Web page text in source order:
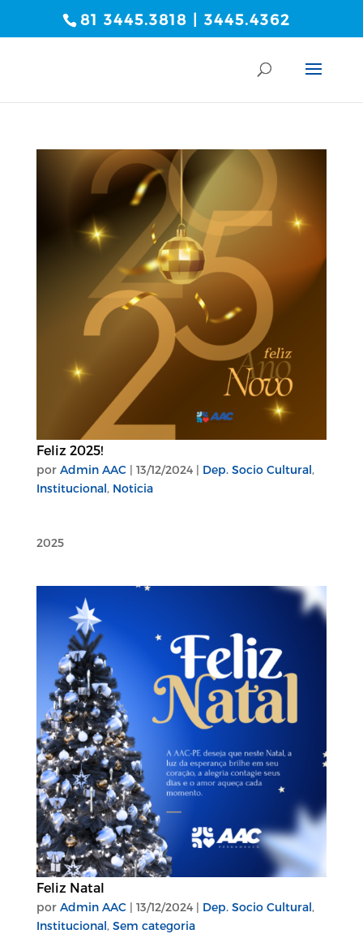
81 3445.3818 | 3445.4362
Feliz 2025!
por Admin AAC| 13/12/2024| Dep. Socio Cultural,
Institucional, Noticia
2025
Feliz Natal
por Admin AAC| 13/12/2024| Dep. Socio Cultural,
Institucional, Sem categoria